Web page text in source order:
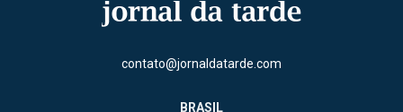
contato@jornaldatarde.com
BRASIL